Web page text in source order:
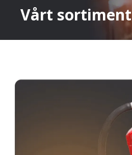
Vårt sortiment